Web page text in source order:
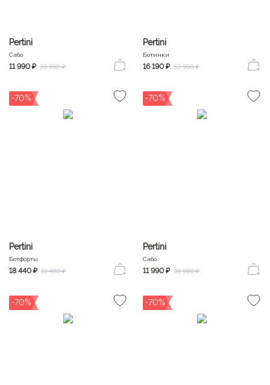
Pertini
Сабо
11 990 ₽ 39 990 ₽
Pertini
Ботинки
16 190 ₽ 53 990 ₽
-70%
Pertini
Ботфорты
18 440 ₽ 61 490 ₽
-70%
Pertini
Сабо
11 990 ₽ 39 990 ₽
-70% -70%